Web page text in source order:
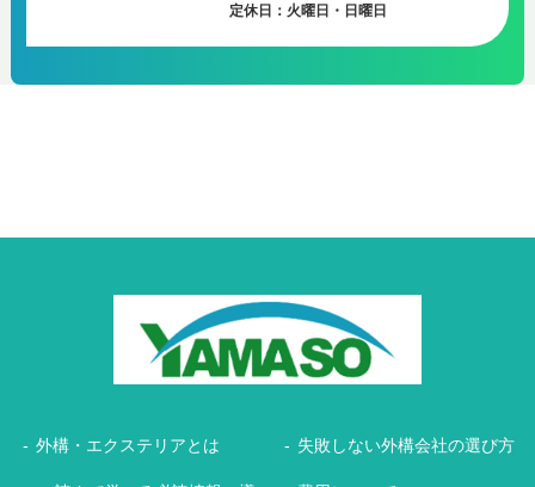
定休日：火曜日・日曜日
外構・エクステリアとは 失敗しない外構会社の選び方